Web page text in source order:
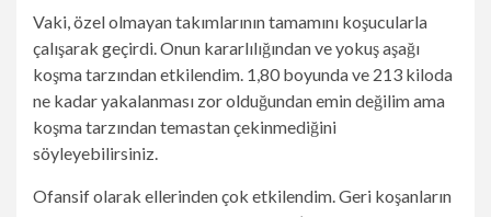
Vaki, özel olmayan takımlarının tamamını koşucularla
çalışarak geçirdi. Onun kararlılığından ve yokuş aşağı
koşma tarzından etkilendim. 1,80 boyunda ve 213 kiloda
ne kadar yakalanması zor olduğundan emin değilim ama
koşma tarzından temastan çekinmediğini
söyleyebilirsiniz.
Ofansif olarak ellerinden çok etkilendim. Geri koşanların